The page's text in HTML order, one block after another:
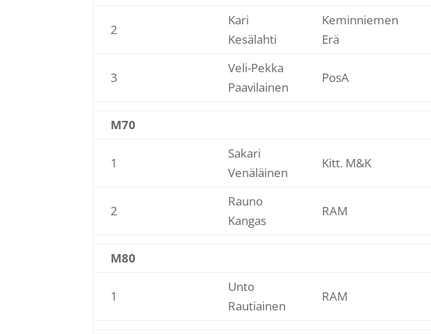
2
Kari
Kesälahti
Keminniemen
Erä
3
Veli-Pekka
Paavilainen
PosA
M70
1
Sakari
Venäläinen
Kitt. M&K
2
Rauno
Kangas
RAM
M80
1
Unto
Rautiainen
RAM